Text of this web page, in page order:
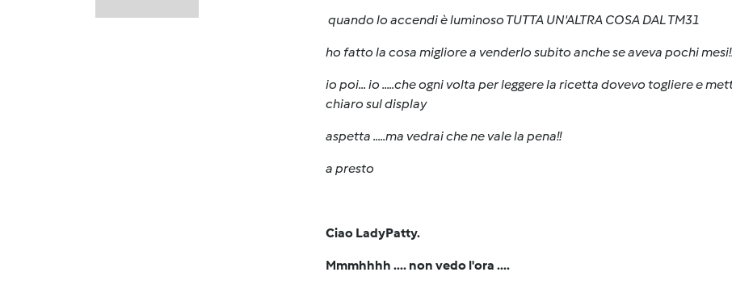
quando lo accendi è luminoso TUTTA UN'ALTRA COSA DAL TM31
ho fatto la cosa migliore a venderlo subito anche se aveva pochi
io poi... io .....che ogni volta per leggere la ricetta dovevo togliere e
chiarosul display
aspetta .....ma vedrai che ne vale la pena!!
a presto
Ciao LadyPatty.
Mmmhhhh .... non vedo l'ora ....